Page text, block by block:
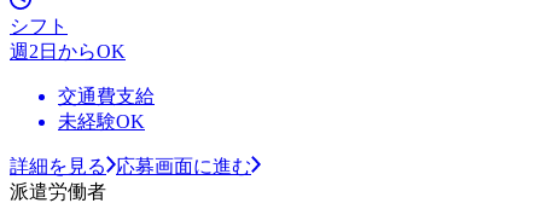
シフト
週2日からOK
交通費支給
未経験OK
詳細を見る
応募画面に進む
派遣労働者